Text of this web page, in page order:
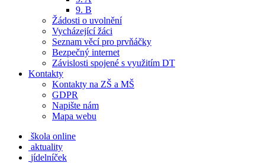
9. B
Žádosti o uvolnění
Vycházející žáci
Seznam věcí pro prvňáčky
Bezpečný internet
Závislosti spojené s využitím DT
Kontakty
Kontakty na ZŠ a MŠ
GDPR
Napište nám
Mapa webu
škola online
aktuality
jídelníček